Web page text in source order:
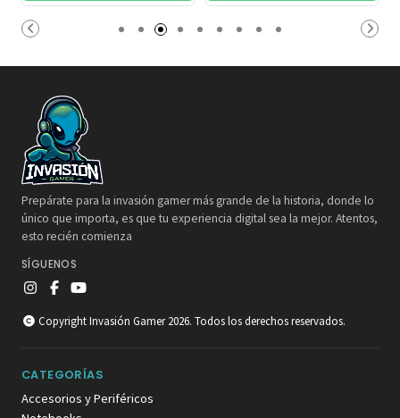
Prepárate para la invasión gamer más grande de la historia, donde lo
único que importa, es que tu experiencia digital sea la mejor. Atentos,
esto recién comienza
SÍGUENOS
Copyright Invasión Gamer 2026. Todos los derechos reservados.
CATEGORÍAS
Accesorios y Periféricos